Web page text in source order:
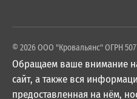
© 2026 ООО "Кровальянс" ОГРН
Обращаем ваше внимание
сайт, а также вся
предоставленная на нём,